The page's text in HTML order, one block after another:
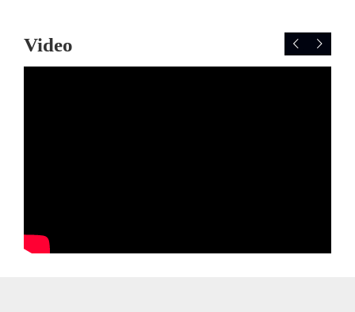
Video